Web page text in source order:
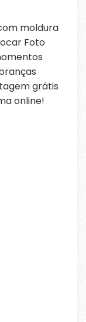
moldura
Foto
grátis
online!